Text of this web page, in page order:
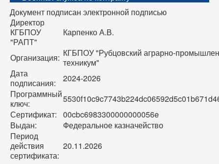
Документ подписан электронной подписью
Директор
КГБПОУ
"РАПТ"
Карпенко А.В.
Организация: КГБПОУ "Рубцовский аграрно-
техникум"
Дата
подписания:
2024-2026
Программный
ключ:
Сертификат:
00cbc6983300000000056e
Выдан:
Федеральное казначейство
Период
действия
сертификата:
20.11.2026